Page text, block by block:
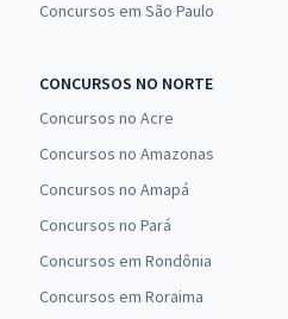
Concursos em São Paulo
CONCURSOS NO NORTE
Concursos no Acre
Concursos no Amazonas
Concursos no Amapá
Concursos no Pará
Concursos em Rondônia
Concursos em Roraima